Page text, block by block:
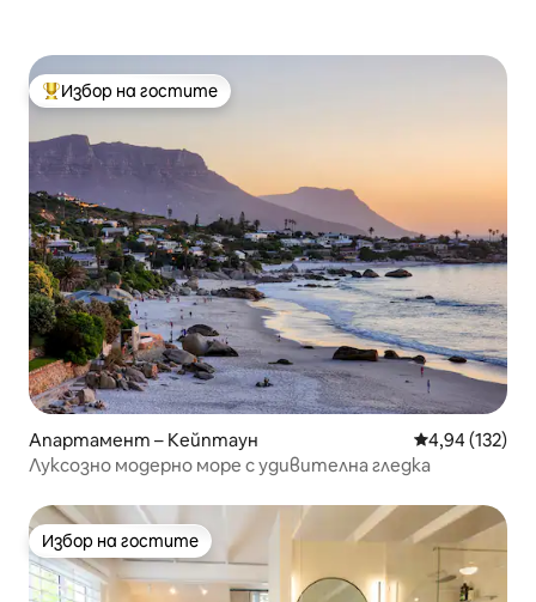
Най-популярен избор на гостите
Избор на гостите
Апартамент – Кейптаун Средна
4,94 (132)
Луксозно модерно море с удивителна гледка
Избор на гостите
Избор на гостите